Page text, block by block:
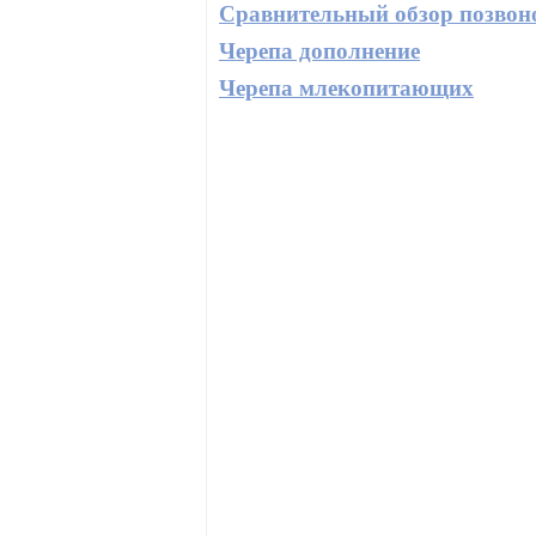
Сравнительный обзор
Черепа дополнение
Черепа млекопитающих